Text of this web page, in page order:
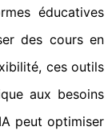
éducatives
des cours en
ces outils
aux besoins
peut optimiser